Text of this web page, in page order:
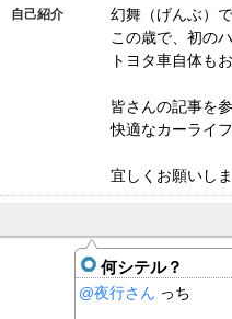
自己紹介
幻舞（げんぶ）
この歳で、初の
トヨタ車自体も
皆さんの記事を
快適なカーライ
宜しくお願いし
何シテル？
@夜行さん っち